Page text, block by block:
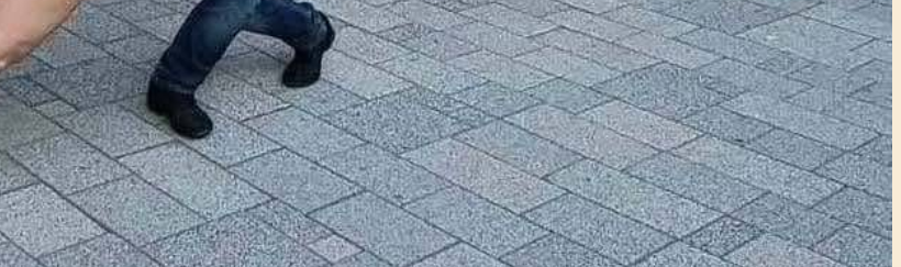
TÁMOGATÓK